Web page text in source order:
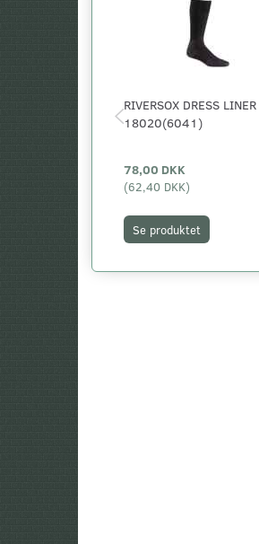
RIVERSOX DRESS LINER
18020(6041)
78,00 DKK
(62,40 DKK)
Se produktet